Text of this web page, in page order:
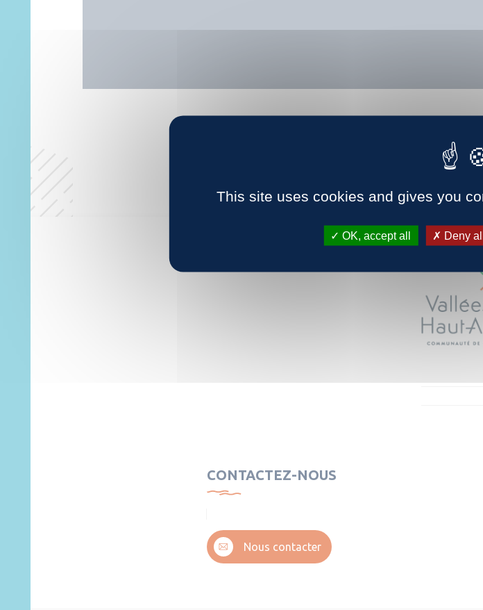
CONTACTEZ-NOUS
Nous contacter
This site uses cookies and gives you
OK, accept all Deny